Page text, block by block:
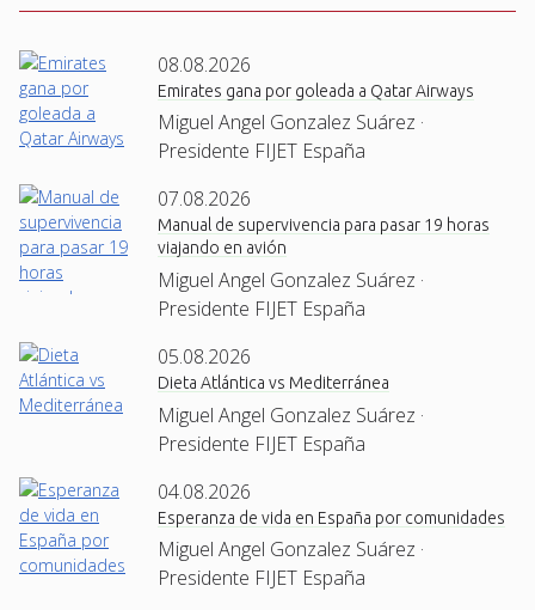
08.08.2026
Emirates gana por goleada a Qatar Airways
Miguel Angel Gonzalez Suárez ·
Presidente FIJET España
07.08.2026
Manual de supervivencia para pasar 19 horas
viajando en avión
Miguel Angel Gonzalez Suárez ·
Presidente FIJET España
05.08.2026
Dieta Atlántica vs Mediterránea
Miguel Angel Gonzalez Suárez ·
Presidente FIJET España
04.08.2026
Esperanza de vida en España por comunidades
Miguel Angel Gonzalez Suárez ·
Presidente FIJET España